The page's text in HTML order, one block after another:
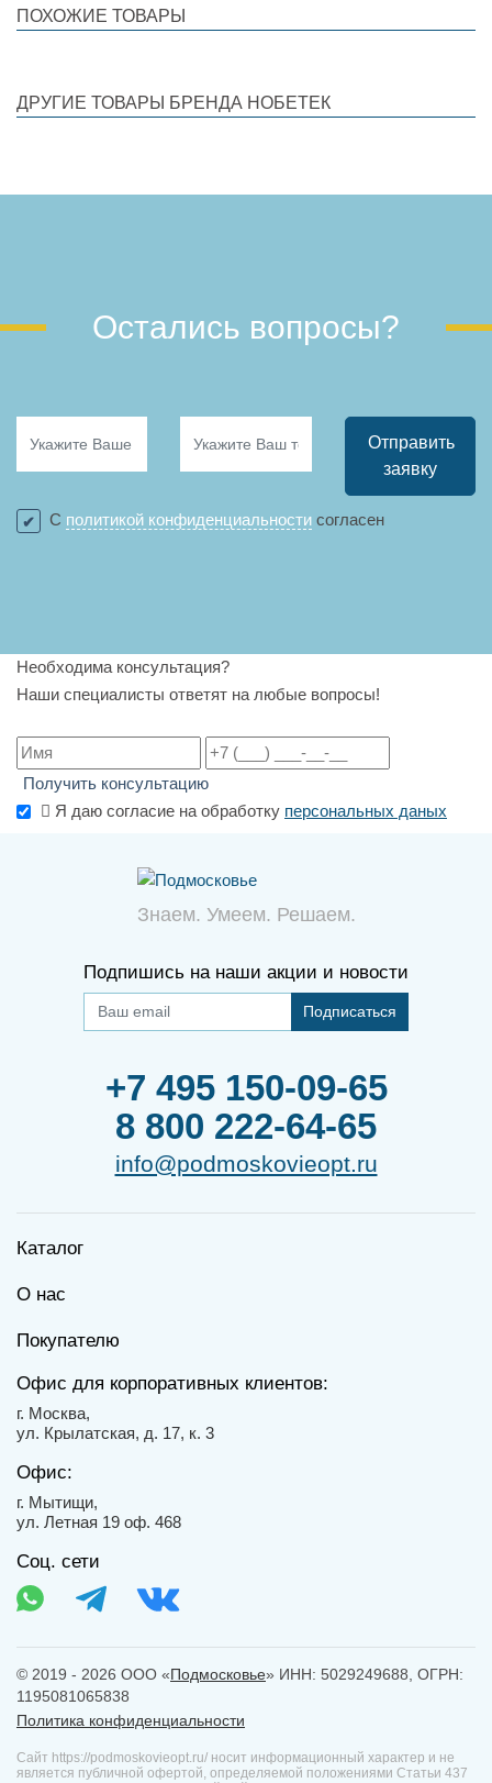
ПОХОЖИЕ ТОВАРЫ
ДРУГИЕ ТОВАРЫ БРЕНДА НОБЕТЕК
Остались вопросы?
Отправить
заявку
С политикой конфиденциальности согласен
Необходима консультация?
Наши специалисты ответят на любые вопросы!
Получить консультацию
Я даю согласие на обработку персональных даных
Знаем. Умеем. Решаем.
Подпишись на наши акции и новости
Подписаться
+7 495 150-09-65
8 800 222-64-65
info@podmoskovieopt.ru
Каталог
О нас
Покупателю
Офис для корпоративных клиентов:
г. Москва,
ул. Крылатская, д. 17, к. 3
Офис:
г. Мытищи,
ул. Летная 19 оф. 468
Соц. сети
© 2019 - 2026 ООО «Подмосковье» ИНН: 5029249688, ОГРН:
1195081065838
Политика конфиденциальности
Сайт https://podmoskovieopt.ru/ носит информационный характер и не
является публичной офертой, определяемой положениями Статьи 437